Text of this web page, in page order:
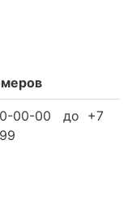
00-00 до +7